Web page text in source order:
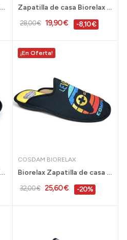
Biorelax zapatilla de casa plantilla extraíble... Zapatilla de casa Biorelax acolchado rebajas...
28,00 € 19,90 € -8,10 €
Zapatilla Acolchada Cosdam Biorelax Hombre...
¡En Oferta!
COSDAM BIORELAX
Biorelax Zapatilla de casa acolchada chico...
32,00 € 25,60 € -20%